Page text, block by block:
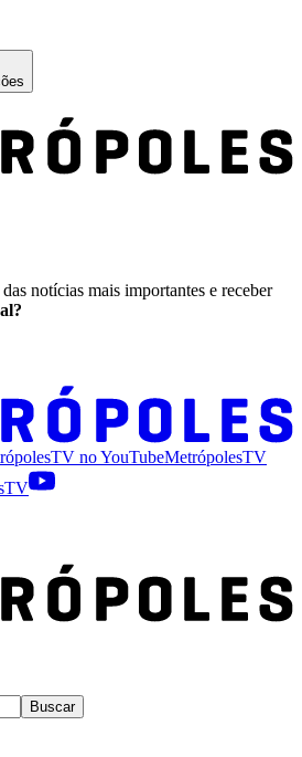
notícias mais importantes e receber
noYouTubeMetrópolesTV
Buscar